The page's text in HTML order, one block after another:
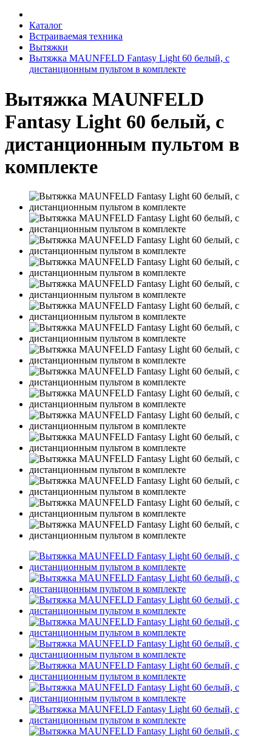
Каталог
Встраиваемая техника
Вытяжки
Вытяжка MAUNFELD Fantasy Light 60 белый, с
дистанционным пультом в комплекте
Вытяжка MAUNFELD
Fantasy Light 60 белый, с
дистанционным пультом в
комплекте